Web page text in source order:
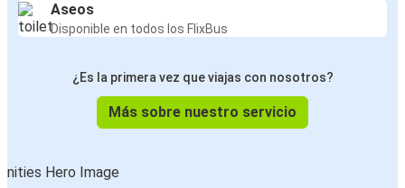
Aseos
Disponible en todos los FlixBus
¿Es la primera vez que viajas con nosotros?
Más sobre nuestro servicio